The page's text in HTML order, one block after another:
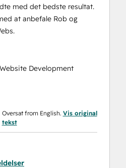
med det bedste resultat.
at anbefale Rob og
Development
Oversat from English. Vis original
tekst